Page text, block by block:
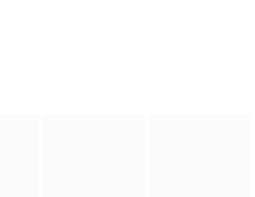
斗家、僧侣、魔法师、盗贼、商人、猎人、咒术师
虽清贫却幸福的生活。